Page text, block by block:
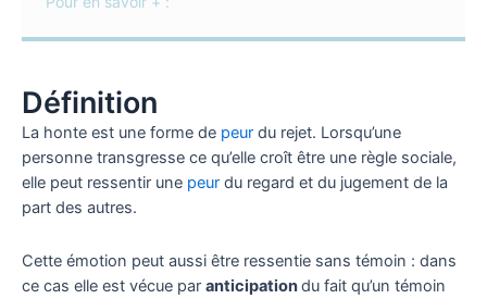
Définition
La honte est une forme de peur du rejet. Lorsqu’une
personne transgresse ce qu’elle croît être une règle sociale,
elle peut ressentir une peur du regard et du jugement de la
part des autres.
Cette émotion peut aussi être ressentie sans témoin : dans
ce cas elle est vécue par anticipationdu fait qu’un témoin